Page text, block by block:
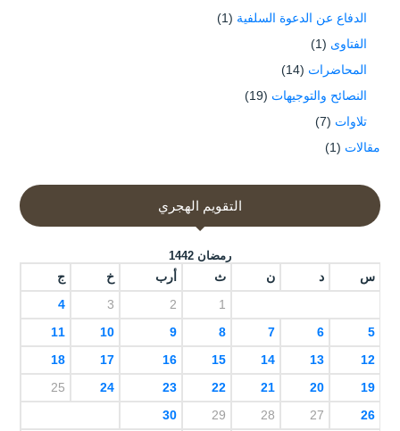
الدفاع عن الدعوة السلفية (1)
الفتاوى (1)
المحاضرات (14)
النصائح والتوجيهات (19)
تلاوات (7)
مقالات (1)
التقويم الهجري
رمضان 1442
س د ن ث أرب خ ج
1
2
3
4
5
6
7
8
9
10
11
12
13
14
15
16
17
18
19
20
21
22
23
24
25
26
27
28
29
30